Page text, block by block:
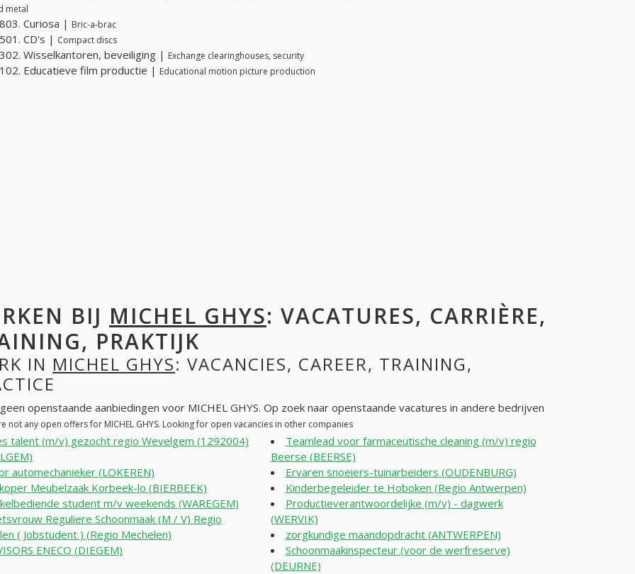
metal
Curiosa | Bric-a-brac
CD's | Compact discs
Wisselkantoren, beveiliging | Exchange clearinghouses, security
Educatieve film productie | Educational motion picture production
BIJ MICHEL GHYS: VACATURES, CARRIÈRE,
PRAKTIJK
IN MICHEL GHYS: VACANCIES, CAREER, TRAINING,
openstaande aanbiedingen voor MICHEL GHYS. Op zoek naar openstaande vacatures in andere bedrijven
not any open offers for MICHEL GHYS. Looking for open vacancies in other companies
talent (m/v) gezocht regio Wevelgem (1292004)
automechanieker (LOKEREN)
Meubelzaak Korbeek-lo (BIERBEEK)
student m/v weekends (WAREGEM)
Reguliere Schoonmaak (M / V) Regio
( Jobstudent ) (Regio Mechelen)
ENECO (DIEGEM)
Teamlead voor farmaceutische cleaning (m/v) regio
Beerse (BEERSE)
Ervaren snoeiers-tuinarbeiders (OUDENBURG)
Kinderbegeleider te Hoboken (Regio Antwerpen)
Productieverantwoordelijke (m/v) - dagwerk
(WERVIK)
zorgkundige maandopdracht (ANTWERPEN)
Schoonmaakinspecteur (voor de werfreserve)
(DEURNE)